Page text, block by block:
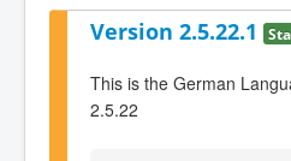
Version 2.5.22.1
This is the German
2.5.22